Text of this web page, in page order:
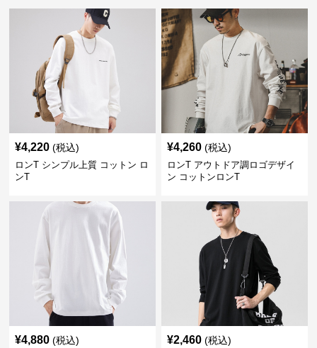
¥4,220 (税込)
ロンT シンプル上質 コットン ロ
ンT
¥4,260 (税込)
ロンT アウトドア調ロゴデザイ
ン コットンロンT
¥4,880 (税込) ¥2,460 (税込)